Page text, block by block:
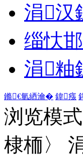
涓汉
缁忕
涓粙
鏅€氫綇瀹� 鍏瘬
浏览模式
棣栭〉